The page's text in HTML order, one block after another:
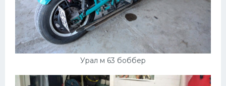
Урал м 63 боббер